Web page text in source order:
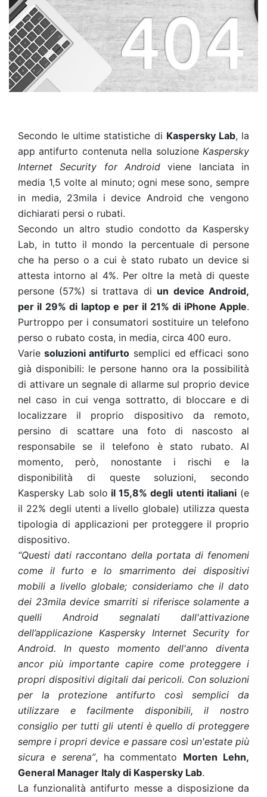
Secondo le ultime statistiche di Kaspersky Lab, la
app antifurto contenuta nella soluzione Kaspersky
Internet Security for Android viene lanciata in
media 1,5 volte al minuto; ogni mese sono, sempre
in media, 23mila i device Android che vengono
dichiarati persi o rubati.
Secondo un altro studio condotto da Kaspersky
Lab, in tutto il mondo la percentuale di persone
che ha perso o a cui è stato rubato un device si
attesta intorno al 4%. Per oltre la metà di queste
persone (57%) si trattava di un device Android,
per il 29% di laptop e per il 21% di iPhone Apple.
Purtroppo per i consumatori sostituire un telefono
perso o rubato costa, in media, circa 400 euro.
Varie soluzioni antifurto semplici ed efficaci sono
già disponibili: le persone hanno ora la possibilità
di attivare un segnale di allarme sul proprio device
nel caso in cui venga sottratto, di bloccare e di
localizzare il proprio dispositivo da remoto,
persino di scattare una foto di nascosto al
responsabile se il telefono è stato rubato. Al
momento, però, nonostante i rischi e la
disponibilità di queste soluzioni, secondo
Kaspersky Lab solo il 15,8% degli utenti italiani(e
il 22% degli utenti a livello globale) utilizza questa
tipologia di applicazioni per proteggere il proprio
dispositivo.
“Questi dati raccontano della portata di fenomeni
come il furto e lo smarrimento dei dispositivi
mobili a livello globale; consideriamo che il dato
dei 23mila device smarriti si riferisce solamente a
quelli Android segnalati dall'attivazione
dell’applicazione Kaspersky Internet Security for
Android. In questo momento dell'anno diventa
ancor più importante capire come proteggere i
propri dispositivi digitali dai pericoli. Con soluzioni
per la protezione antifurto così semplici da
utilizzare e facilmente disponibili, il nostro
consiglio per tutti gli utenti è quello di proteggere
sempre i propri device e passare così un'estate più
sicura e serena”, ha commentato Morten Lehn,
General Manager Italy di Kaspersky Lab.
La funzionalità antifurto messe a disposizione da